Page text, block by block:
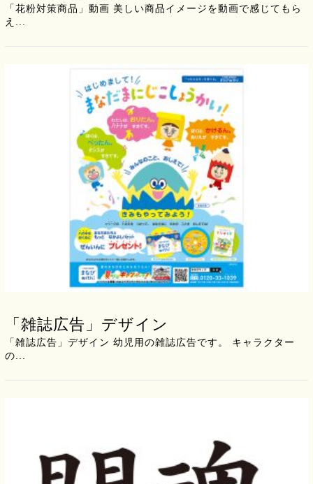
「花粉対策商品」動画 美しい商品イメージを動画で感じてもら
え...
「雑誌広告」デザイン
「雑誌広告」デザイン 幼児用の雑誌広告です。 キャラクター
の...